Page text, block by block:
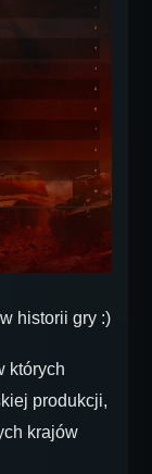
historii gry :)
których
produkcji,
krajów